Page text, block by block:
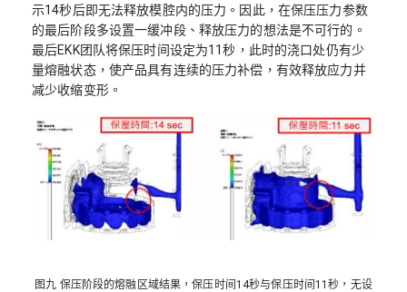
示14秒后即无法释放模腔内的压力。因此，在保压压力参数
的最后阶段多设置一缓冲段、释放压力的想法是不可行的。
最后EKK团队将保压时间设定为11秒，此时的浇口处仍有少
量熔融状态，使产品具有连续的压力补偿，有效释放应力并
减少收缩变形。
图九 保压阶段的熔融区域结果，保压时间14秒与保压时间11秒，无设